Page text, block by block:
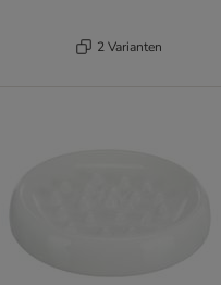
2 Varianten